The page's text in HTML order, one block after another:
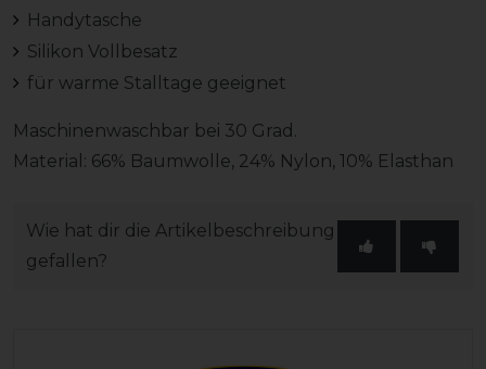
Handytasche
Silikon Vollbesatz
für warme Stalltage geeignet
Maschinenwaschbar bei 30 Grad.
Material: 66% Baumwolle, 24% Nylon, 10% Elasthan
Wie hat dir die Artikelbeschreibung
gefallen?